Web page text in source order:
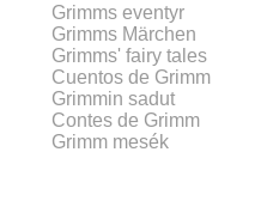
Grimms eventyr
Grimms Märchen
Grimms' fairy tales
Cuentos de Grimm
Grimmin sadut
Contes de Grimm
Grimm mesék